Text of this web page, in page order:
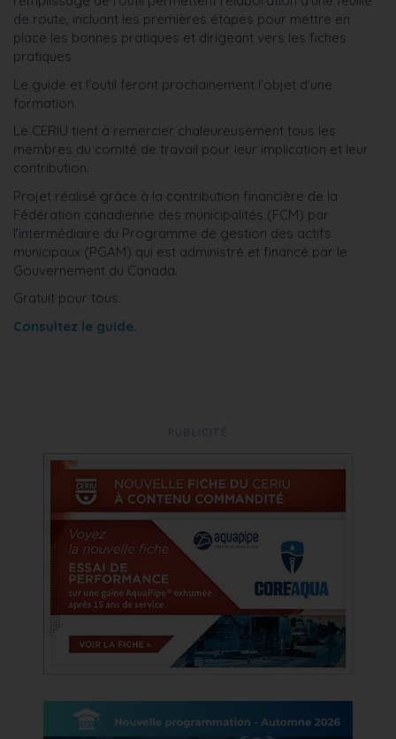
de route, incluant les premières étapes pour mettre en
place les bonnes pratiques et dirigeant vers les fiches
pratiques.
Le guide et l’outil feront prochainement l’objet d’une
formation.
Le CERIU tient à remercier chaleureusement tous les
membres du comité de travail pour leur implication et leur
contribution.
Projet réalisé grâce à la contribution financière de la
Fédération canadienne des municipalités (FCM) par
l’intermédiaire du Programme de gestion des actifs
municipaux (PGAM) qui est administré et financé par le
Gouvernement du Canada.
Gratuit pour tous.
Consultez le guide.